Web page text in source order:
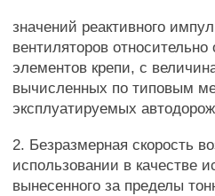
значений реактивного
вентиляторов
элементов крепи, с
вычисленных по типовым
эксплуатируемых
2. Безразмерная скорость
использовании в качестве
вынесенного за пределы